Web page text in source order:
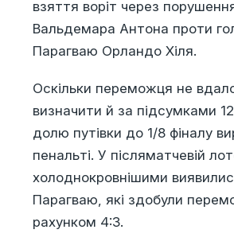
взяття воріт через
Вальдемара Антона проти
Парагваю Орландо Хіля.
Оскільки переможця не
визначити й за підсумками
долю путівки до 1/8 фіналу
пенальті. У післяматчевій
холоднокровнішими
Парагваю, які здобули
рахунком 4:3.